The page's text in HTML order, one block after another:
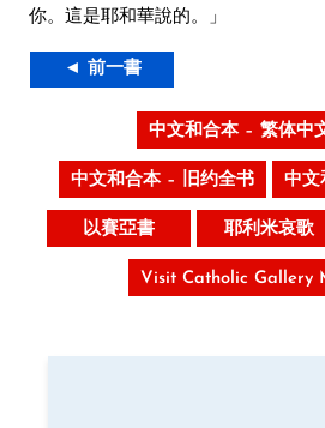
你。這是耶和華說的。」
◄ 前一書
中文和合本 – 繁体中
中文和合本 – 旧约全书 中文
以賽亞書 耶利米哀歌
Visit Catholic Gallery